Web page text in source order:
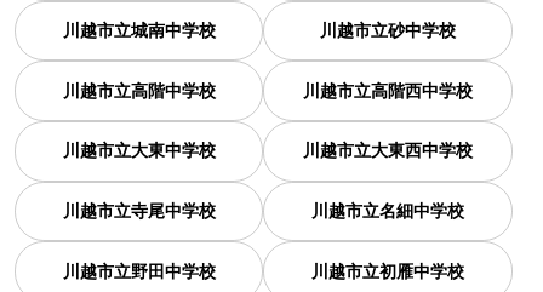
川越市立城南中学校 川越市立砂中学校
川越市立高階中学校 川越市立高階西中学校
川越市立大東中学校 川越市立大東西中学校
川越市立寺尾中学校 川越市立名細中学校
川越市立野田中学校 川越市立初雁中学校